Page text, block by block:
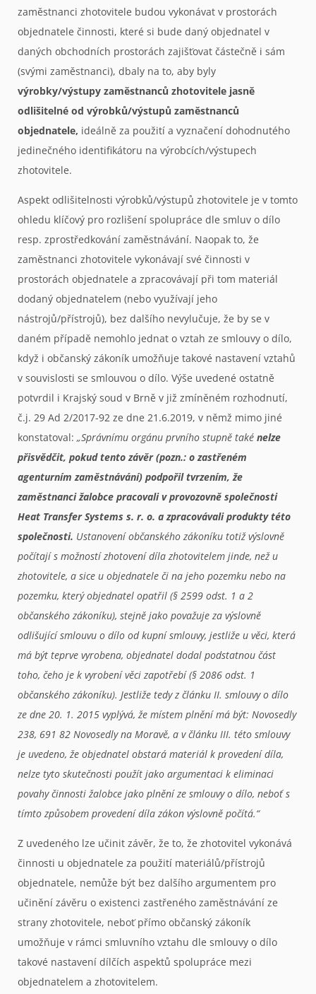
zaměstnanci zhotovitele budou vykonávat v prostorách
objednatele činnosti, které si bude daný objednatel v
daných obchodních prostorách zajišťovat částečně i sám
(svými zaměstnanci), dbaly na to, aby byly
výrobky/výstupy zaměstnanců zhotovitele jasně
odlišitelné od výrobků/výstupů zaměstnanců
objednatele, ideálně za použití a vyznačení dohodnutého
jedinečného identifikátoru na výrobcích/výstupech
zhotovitele.
Aspekt odlišitelnosti výrobků/výstupů zhotovitele je v tomto
ohledu klíčový pro rozlišení spolupráce dle smluv o dílo
resp. zprostředkování zaměstnávání. Naopak to, že
zaměstnanci zhotovitele vykonávají své činnosti v
prostorách objednatele a zpracovávají při tom materiál
dodaný objednatelem (nebo využívají jeho
nástrojů/přístrojů), bez dalšího nevylučuje, že by se v
daném případě nemohlo jednat o vztah ze smlouvy o dílo,
když i občanský zákoník umožňuje takové nastavení vztahů
v souvislosti se smlouvou o dílo. Výše uvedené ostatně
potvrdil i Krajský soud v Brně v již zmíněném rozhodnutí,
č.j. 29 Ad 2/2017-92 ze dne 21.6.2019, v němž mimo jiné
konstatoval: „Správnímu orgánu prvního stupně také nelze
přisvědčit, pokud tento závěr (pozn.: o zastřeném
agenturním zaměstnávání) podpořil tvrzením, že
zaměstnanci žalobce pracovali v provozovně společnosti
Heat Transfer Systems s. r. o. a zpracovávali produkty této
společnosti. Ustanovení občanského zákoníku totiž výslovně
počítají s možností zhotovení díla zhotovitelem jinde, než u
zhotovitele, a sice u objednatele či na jeho pozemku nebo na
pozemku, který objednatel opatřil (§ 2599 odst. 1 a 2
občanského zákoníku), stejně jako považuje za výslovně
odlišující smlouvu o dílo od kupní smlouvy, jestliže u věci, která
má být teprve vyrobena, objednatel dodal podstatnou část
toho, čeho je k vyrobení věci zapotřebí (§ 2086 odst. 1
občanského zákoníku). Jestliže tedy z článku II. smlouvy o dílo
ze dne 20. 1. 2015 vyplývá, že místem plnění má být: Novosedly
238, 691 82 Novosedly na Moravě, a v článku III. této smlouvy
je uvedeno, že objednatel obstará materiál k provedení díla,
nelze tyto skutečnosti použít jako argumentaci k eliminaci
povahy činnosti žalobce jako plnění ze smlouvy o dílo, neboť s
tímto způsobem provedení díla zákon výslovně počítá.“
Z uvedeného lze učinit závěr, že to, že zhotovitel vykonává
činnosti u objednatele za použití materiálů/přístrojů
objednatele, nemůže být bez dalšího argumentem pro
učinění závěru o existenci zastřeného zaměstnávání ze
strany zhotovitele, neboť přímo občanský zákoník
umožňuje v rámci smluvního vztahu dle smlouvy o dílo
takové nastavení dílčích aspektů spolupráce mezi
objednatelem a zhotovitelem.